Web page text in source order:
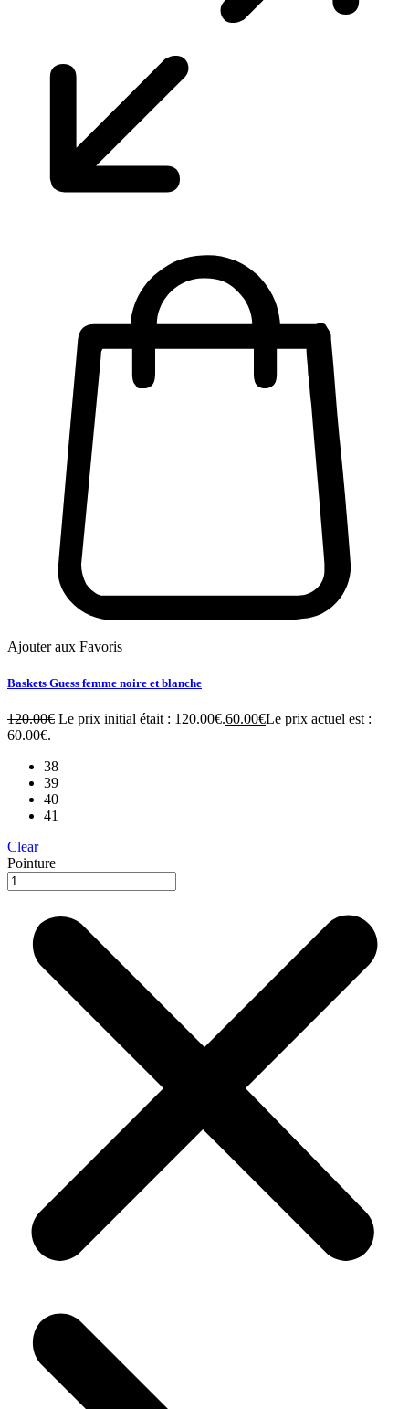
Ajouter aux Favoris
Baskets Guess femme noire et blanche
120.00€ Le prix initial était : 120.00€.60.00€Le prix actuel est :
60.00€.
38
39
40
41
Clear
Pointure